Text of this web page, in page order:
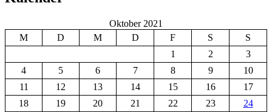
Oktober 2021
M
D M D F S
S
1
2
3
4
5 6 7 8 9
10
11
12 13 14 15 16
17
18
19 20 21 22 23
24